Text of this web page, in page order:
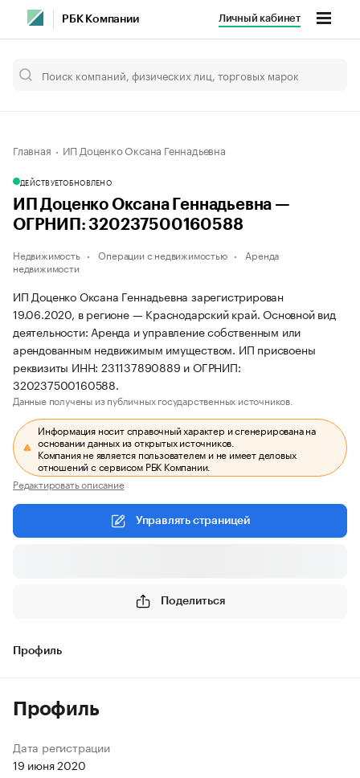
РБК Компании Личный кабинет
Главная ИП Доценко Оксана Геннадьевна
ДЕЙСТВУЕТОБНОВЛЕНО
ИП Доценко Оксана Геннадьевна —
ОГРНИП: 320237500160588
Недвижимость Операции с недвижимостью
Аренда
недвижимости
ИП Доценко Оксана Геннадьевна зарегистрирован
19.06.2020, в регионе — Краснодарский край. Основной вид
деятельности: Аренда и управление собственным или
арендованным недвижимым имуществом. ИП присвоены
реквизиты ИНН: 231137890889 и ОГРНИП:
320237500160588.
Данные получены из публичных государственных источников.
Информация носит справочный характер и сгенерирована на
основании данных из открытых источников.
Компания не является пользователем и не имеет деловых
отношений с сервисом РБК Компании.
Редактировать описание
Управлять страницей
Поделиться
Профиль
Профиль
Дата регистрации
19 июня 2020